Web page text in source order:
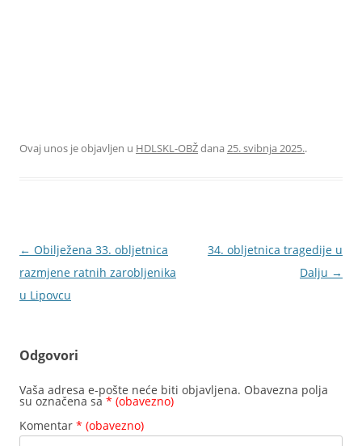
Ovaj unos je objavljen u HDLSKL-OBŽdana25. svibnja 2025..
Navigacija
objava
← Obilježena 33. obljetnica
razmjene ratnih zarobljenika
u Lipovcu
34. obljetnica tragedije u
Dalju →
Odgovori
Vaša adresa e-pošte neće biti objavljena. Obavezna polja
su označena sa * (obavezno)
Komentar * (obavezno)